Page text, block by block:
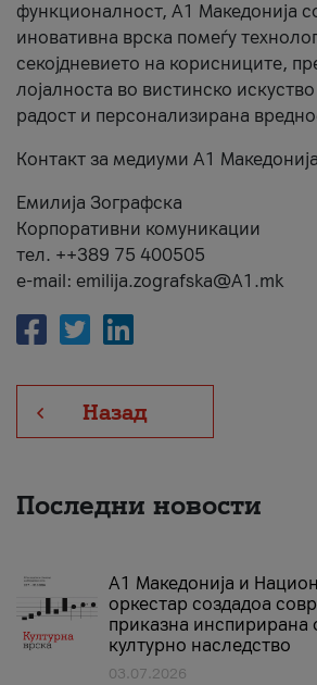
функционалност, А1 Македонија
иновативна врска помеѓу
секојдневието на корисниците,
лојалноста во вистинско
радост и персонализирана
Контакт за медиуми А1
Емилија Зографска
Корпоративни комуникации
тел. ++389 75 400505
e-mail: emilija.zografska@A1.mk
Назад
Последни новости
А1 Македонија и
оркестар создадоа
приказна инспирирана
културно наследство
03.07.2026